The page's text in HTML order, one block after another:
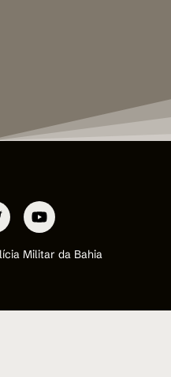
Militar da Bahia